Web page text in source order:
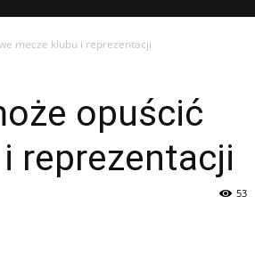
mecze klubu i reprezentacji
opuścić
reprezentacji
53